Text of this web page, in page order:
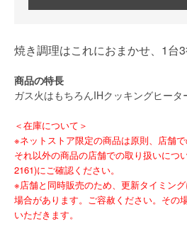
焼き調理はこれにおまかせ、1台
商品の特長
ガス火はもちろんIHクッキングヒータ
＜在庫について＞
※ネットストア限定の商品は原則、店舗で
それ以外の商品の店舗での取り扱いにつ
2161)にご確認ください。
※店舗と同時販売のため、更新タイミン
場合があります。ご容赦ください。その
いただきます。